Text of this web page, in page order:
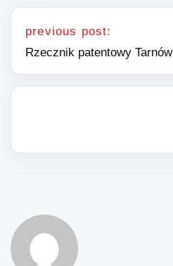
Nawigacja wpisu
previous post:
Rzecznik patentowy Tarnów